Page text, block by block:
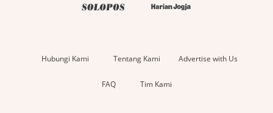
Hubungi Kami Tentang Kami Advertise with Us
FAQ Tim Kami